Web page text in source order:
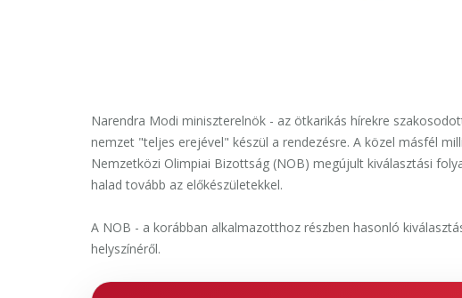
Narendra Modi miniszterelnök - az ötkarikás hírekre
nemzet "teljes erejével" készül a rendezésre. A közel másfél
Nemzetközi Olimpiai Bizottság (NOB) megújult kiválasztási
halad tovább az előkészületekkel.
A NOB - a korábban alkalmazotthoz részben hasonló
helyszínéről.